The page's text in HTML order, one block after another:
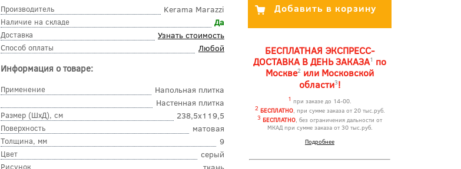
Производитель Kerama Marazzi
Наличие на складе Да
Доставка Узнать стоимость
Способ оплаты Любой
Информация о товаре:
Применение
Напольная плитка
Настенная плитка
Размер (ШхД), см 238,5x119,5
Поверхность матовая
Толщина, мм 9
Цвет серый
Рисунок ткань
БЕСПЛАТНАЯ ЭКСПРЕСС-
ДОСТАВКА В ДЕНЬ ЗАКАЗА1 по
Москве2 или Московской
области3!
1 при заказе до 14-00.
2 БЕСПЛАТНО, при сумме заказа от 20 тыс.руб.
3 БЕСПЛАТНО, без ограничения дальности от
МКАД при сумме заказа от 30 тыс.руб.
Подробнее